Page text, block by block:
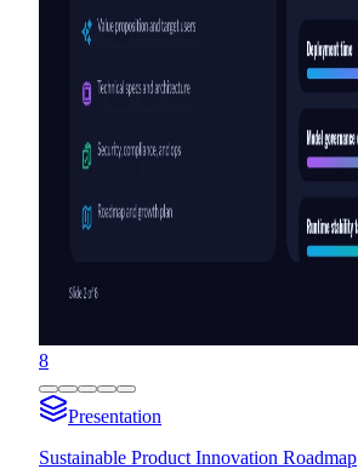
8
Presentation
Sustainable Product Innovation Roadmap